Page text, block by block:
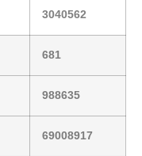
3040562
681
988635
69008917